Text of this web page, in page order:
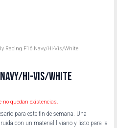
Racing F16 Navy/Hi-Vis/White
HI-VIS/WHITE
no quedan existencias.
para este fin de semana. Una
con un material liviano y listo para la